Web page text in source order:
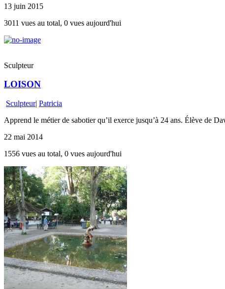
13 juin 2015
3011 vues au total, 0 vues aujourd'hui
Sculpteur
LOISON
Sculpteur| Patricia
Apprend le métier de sabotier qu’il exerce jusqu’à 24 ans. Élève de
22 mai 2014
1556 vues au total, 0 vues aujourd'hui